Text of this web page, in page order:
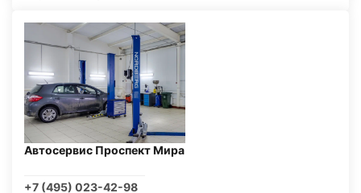
Автосервис Проспект Мира
+7 (495) 023-42-98